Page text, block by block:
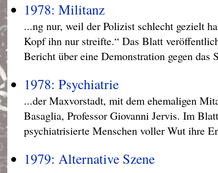
1978: Militanz
...ng nur, weil der Polizist schlecht gezielt
Kopf ihn nur streifte.“ Das Blatt
Bericht über eine Demonstration gegen das
1978: Psychiatrie
...der Maxvorstadt, mit dem ehemaligen
Basaglia, Professor Giovanni Jervis. Im
psychiatrisierte Menschen voller Wut ihre
1979: Alternative Szene